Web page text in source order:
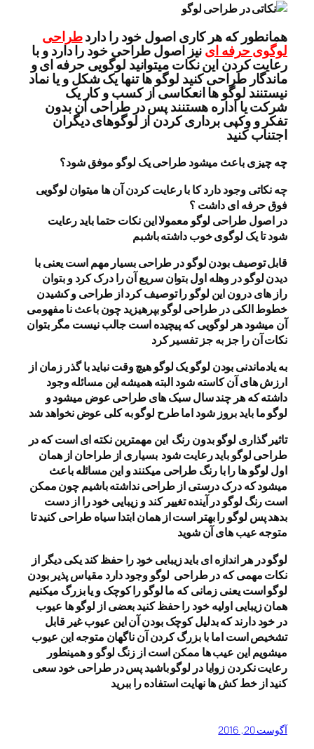
همانطور که هر کاری اصول خود را داردطراحی
لوگوی حرفه اینیز اصول طراحی خود را دارد و با
رعایت کردن این نکات میتوانید لوگویی حرفه ای و
ماندگار طراحی کنید لوگو ها تنها یک شکل و یا نماد
نیستنند لوگو ها انعکاسی از کسب و کار یک
شرکت یا اداره هستنند پس در طراحی آن بدون
تفکر و وکپی برداری کردن از لوگوهای دیگران
اجتناب کنید
چه چیزی باعث میشود طراحی یک لوگو موفق شود؟
چه نکاتی وجود دارد کا با رعایت کردن آن ها میتوان لوگویی
فوق حرفه ای داشت ؟
در اصول طراحی لوگو معمولا این نکات حتما باید رعایت
شود تا یک لوگوی خوب داشته باشبم
قابل توصیف بودن لوگو در طراحی بسیار مهم است یعنی با
دیدن لوگو در وهله اول بتوان سریع آن را درک کرد و بتوان
راز های درون این لوگو را توصیف کرد از طراحی و کشیدن
خطوط الکی در طراحی لوگو بپرهیزید چون باعث نا مفهومی
آن میشود هر لوگویی که پیچیده است جالب نیست مگر بتوان
نکات آن را جز به جز تفسیر کرد
به یادماندنی بودن لوگو یک لوگو هیچ وقت نباید با گذر زمان از
ارزش های آن کاسته شود البته همیشه این مسائله وجود
داشته که هر چند سال سبک های طراحی عوض میشود و
لوگو ما باید بروز شود اما طرح لوگو به کلی عوض نخواهد شد
تاثیر گذاری لوگو بدون رنگ این مهمترین نکته ای است که در
طراحی لوگو باید رعایت شود بسیاری از طراحان از همان
اول لوگو ها را با رنگ طراحی میکنند و این مسائله باعث
میشود که درک درستی از طراحی نداشته باشیم چون ممکن
است رنگ لوگو در آینده تغییر کند و زیبایی خود را از دست
بدهد پس لوگو را بهتر است از همان ابتدا سیاه طراحی کنید تا
متوجه عیب های آن شوید
لوگو در هر اندازه ای باید زیبایی خود را حفظ کند یکی دیگر از
نکات مهمی که در طراحی لوگو وجود دارد مقیاس پذیر بودن
لوگو است یعنی زمانی که ما لوگو را کوچک و یا بزرگ میکنیم
همان زیبایی اولیه خود را حفظ کنید بعضی از لوگو ها عیوب
در خود دارند که بدلیل کوچک بودن آن این عیوب غیر قابل
تشخیص است اما با بزرگ کردن آن ناگهان متوجه این عیوب
میشویم این عیب ها ممکن است از زنگ لوگو و همینطور
رعایت نکردن زوایا در لوگو باشید پس در طراحی خود سعی
کنید از خط کش ها نهایت استفاده را ببرید
آگوست 20, 2016